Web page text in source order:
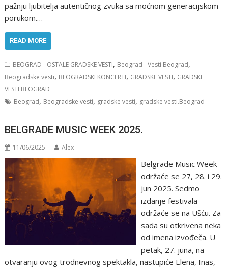
pažnju ljubitelja autentičnog zvuka sa moćnom generacijskom
porukom.…
READ MORE
BEOGRAD - OSTALE GRADSKE VESTI, Beograd - Vesti Beograd,
Beogradske vesti, BEOGRADSKI KONCERTI, GRADSKE VESTI, GRADSKE
VESTI BEOGRAD
Beograd, Beogradske vesti, gradske vesti, gradske vesti.Beograd
BELGRADE MUSIC WEEK 2025.
11/06/2025 Alex
Belgrade Music Week
održaće se 27, 28. i 29.
jun 2025. Sedmo
izdanje festivala
održaće se na Ušću. Za
sada su otkrivena neka
od imena izvođeča. U
petak, 27. juna, na
otvaranju ovog trodnevnog spektakla, nastupiće Elena, Inas,